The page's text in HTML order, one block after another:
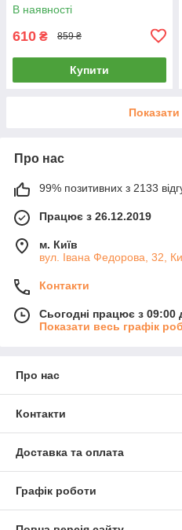
В наявності
610 ₴ 859 ₴
Купити
Про нас
99% позитивних з 2133
Працює з 26.12.2019
м. Київ
вул. Івана Федорова, 32,
Контакти
Сьогодні працює з 09:00
Показати весь графік
Про нас
Контакти
Доставка та оплата
Графік роботи